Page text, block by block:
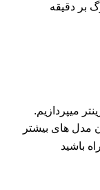
میپردازیم.
مدل های بیشتر
باشید